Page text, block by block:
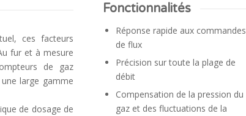
ces facteurs
fur et à mesure
de gaz
large gamme
de dosage de
Fonctionnalités
Réponse rapide aux commandes
de flux
Précision sur toute la plage de
débit
Compensation de la pression du
gaz et des fluctuations de la